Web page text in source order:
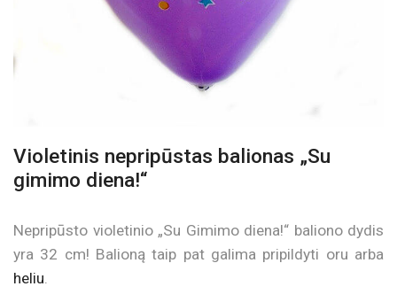
Violetinis nepripūstas balionas „Su
gimimo diena!“
Nepripūsto violetinio „Su Gimimo diena!“ baliono dydis
yra 32 cm! Balioną taip pat galima pripildyti oru arba
heliu.